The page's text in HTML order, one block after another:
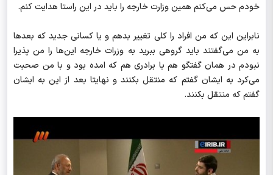
خودم حس می‌کنم همین وزارت خارجه را باید در این راستا هدایت کنم.
نابراین این که من افراد را کلی تغییر بدهم و یا کسانی جدید که بعدها
به من می‌گفتند باید گروهی ببرید به وزرات خارجه این‌ها را من پذیرا
نبودم در همان گفتگو هم با برادری هم که امده بود و با من صحبت
می‌کرد به ایشان گفتم که منتقل بکنند و نهایتا بعد از این به ایشان
گفتم که منتقل بکنند.